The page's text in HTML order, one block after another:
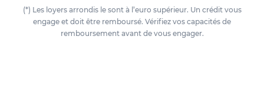
(*) Les loyers arrondis le sont à l’euro supérieur. Un crédit vous
engage et doit être remboursé. Vérifiez vos capacités de
remboursement avant de vous engager.